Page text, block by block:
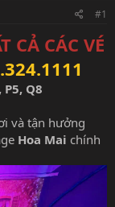
#1
CẢ CÁC VÉ
Q8
và tận hưởng
Hoa Mai chính